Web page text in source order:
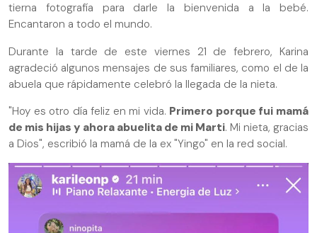
tierna fotografía para darle la bienvenida a la bebé.
Encantaron a todo el mundo.
Durante la tarde de este viernes 21 de febrero, Karina
agradeció algunos mensajes de sus familiares, como el de la
abuela que rápidamente celebró la llegada de la nieta.
"Hoy es otro día feliz en mi vida. Primero porque fui mamá
de mis hijas y ahora abuelita de mi Marti. Mi nieta, gracias
a Dios", escribió la mamá de la ex "Yingo" en la red social.